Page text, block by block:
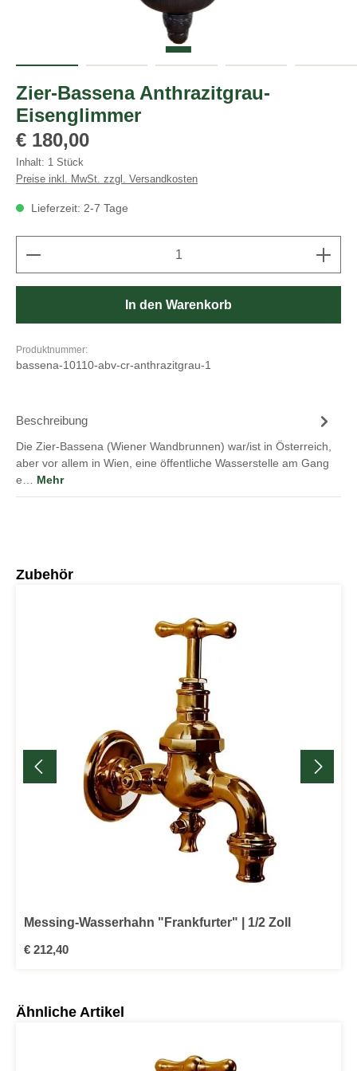
Zier-Bassena Anthrazitgrau-
Eisenglimmer
Regulärer Preis:
€ 180,00
Inhalt: 1 Stück
Preise inkl. MwSt. zzgl. Versandkosten
Lieferzeit: 2-7 Tage
Produkt Anzahl: Gib den gewünschten Wert ein
In den Warenkorb
Produktnummer:
bassena-10110-abv-cr-anthrazitgrau-1
Beschreibung
Die Zier-Bassena (Wiener Wandbrunnen) war/ist in Österreich,
aber vor allem in Wien, eine öffentliche Wasserstelle am Gang
e… Mehr
Produktgalerie überspringen
Zubehör
Messing-Wasserhahn "Frankfurter" | 1/2 Zoll
Regulärer Preis:
€ 212,40
Produktgalerie überspringen
Ähnliche Artikel